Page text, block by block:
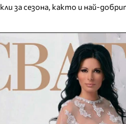
за сезона, както и най-